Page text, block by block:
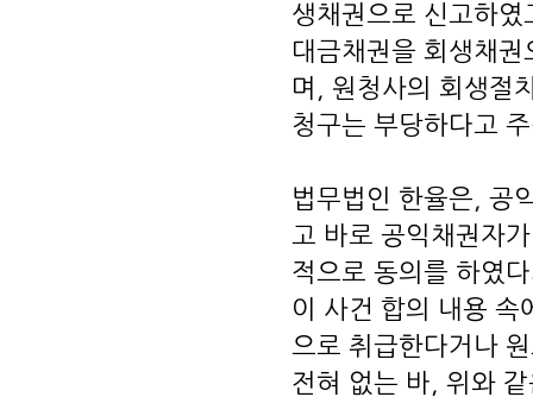
생채권으로 신고하
대금채권을 회생채
며, 원청사의 회생절
청구는 부당하다고
법무법인 한율은, 공
고 바로 공익채권자
적으로 동의를 하였
이 사건 합의 내용 속
으로 취급한다거나
전혀 없는 바, 위와